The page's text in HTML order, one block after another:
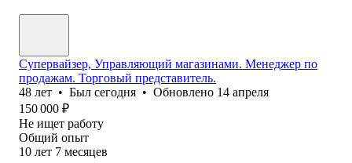
Супервайзер, Управляющий магазинами. Менеджер по
продажам. Торговый представитель.
48 лет • Был сегодня • Обновлено 14 апреля
150 000 ₽
Не ищет работу
Общий опыт
10 лет 7 месяцев